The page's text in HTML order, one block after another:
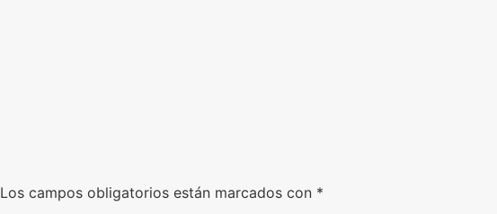
Los campos obligatorios están marcados con *